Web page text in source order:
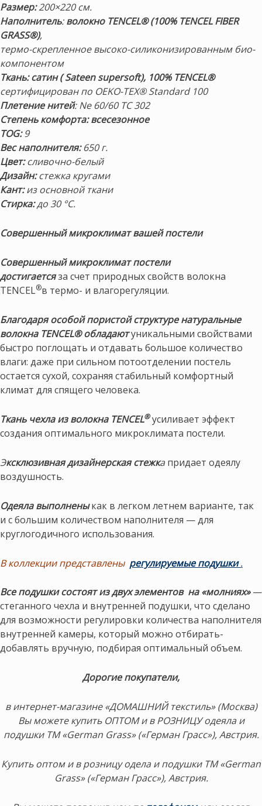
Размер:200×220 см.
Наполнитель:волокно TENCEL® (100% TENCEL FIBER
GRASS®),
термо-скрепленное высоко-силиконизированным био-
компонентом
Ткань: сатин ( Sateen supersoft), 100% TENCEL®
сертифицирован по OEKO-TEX® Standard 100
Плетение нитей: Ne 60/60 TC 302
Степень комфорта: всесезонное
TOG:9
Вес наполнителя:650 г.
Цвет:сливочно-белый
Дизайн:стежка кругами
Кант:из основной ткани
Стирка:до 30 °С.
Совершенный микроклимат вашей постели
Совершенный микроклимат постели
достигаетсяза счет природных свойств волокна
TENCEL®в термо- и влагорегуляции.
Благодаря особой пористой структуре натуральные
волокна TENCEL® обладаютуникальными свойствами
быстро поглощать и отдавать большое количество
влаги: даже при сильном потоотделении постель
остается сухой, сохраняя стабильный комфортный
климат для спящего человека.
Ткань чехла из волокна TENCEL® усиливает эффект
создания оптимального микроклимата постели.
Эксклюзивная дизайнерская стежка придает одеялу
воздушность.
Одеяла выполненыкак в легком летнем варианте, так
и с большим количеством наполнителя — для
круглогодичного использования.
В коллекции представлены регулируемые подушки.
Все подушки состоят из двух элементов на «молниях»—
стеганного чехла и внутренней подушки, что сделано
для возможности регулировки количества наполнителя
внутренней камеры, который можно отбирать-
добавлять вручную, подбирая оптимальный объем.
Дорогие покупатели,
в интернет-магазине «ДОМАШНИЙ текстиль» (Москва)
Вы можете купить ОПТОМ и в РОЗНИЦУ одеяла и
подушки ТМ «German Grass» («Герман Грасс»), Австрия.
Купить оптом и в розницу одела и подушки ТМ «German
Grass» («Герман Грасс»), Австрия.